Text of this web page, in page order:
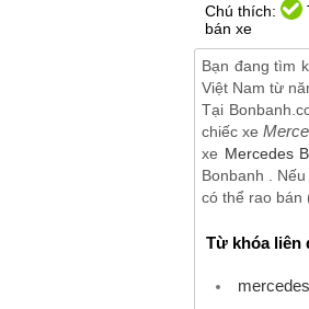
Chú thích:
bán xe
Bạn đang tìm
Việt Nam từ
Tại
chiếc xe
xe Mercedes
Bonbanh .
có thể rao bán
Từ khóa liên